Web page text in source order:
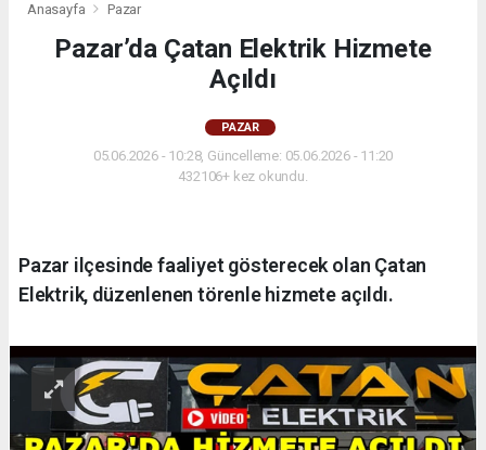
Anasayfa Pazar
Pazar’da Çatan Elektrik Hizmete
Açıldı
PAZAR
05.06.2026 - 10:28, Güncelleme: 05.06.2026 - 11:20
432106+ kez okundu.
Pazar ilçesinde faaliyet gösterecek olan Çatan
Elektrik, düzenlenen törenle hizmete açıldı.